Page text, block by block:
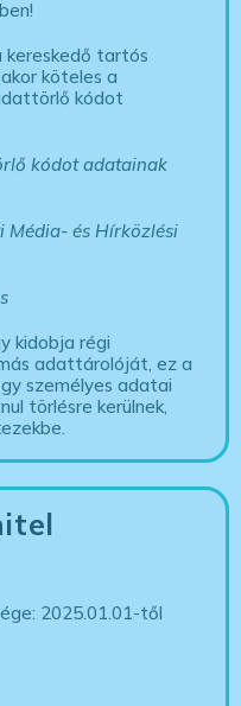
kereskedő tartós
köteles a
kódot
kódot adatainak
Média- és Hírközlési
kidobja régi
adattárolóját, ez a
személyes adatai
törlésre kerülnek,
2025.01.01-től